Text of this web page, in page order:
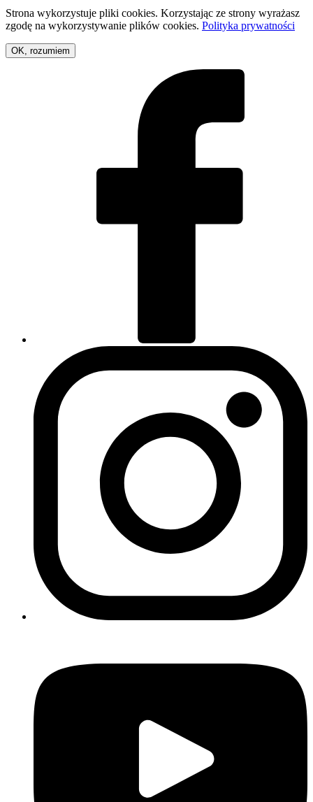
Strona wykorzystuje pliki cookies. Korzystając ze strony wyrażasz
zgodę na wykorzystywanie plików cookies. Polityka prywatności
OK, rozumiem